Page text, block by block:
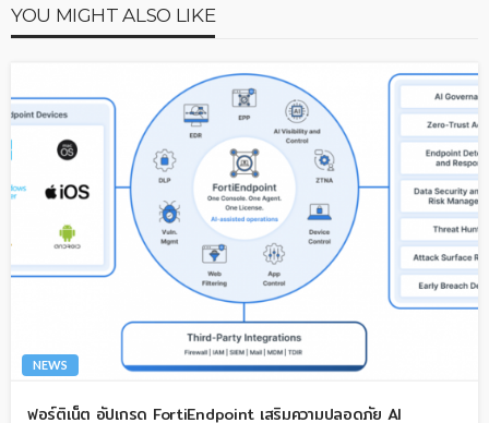
YOU MIGHT ALSO LIKE
NEWS
ฟอร์ติเน็ต อัปเกรด FortiEndpoint เสริมความปลอดภัย AI